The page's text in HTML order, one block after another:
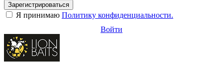
Зарегистрироваться
Я принимаю Политику конфиденциальности.
Войти